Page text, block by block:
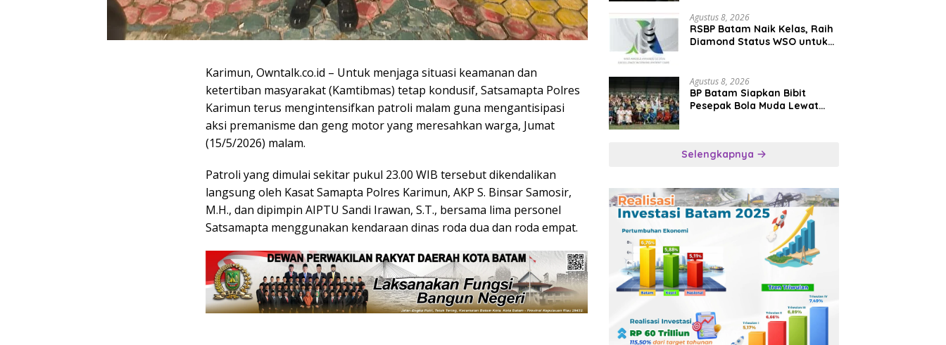
Karimun, Owntalk.co.id – Untuk menjaga situasi keamanan dan
ketertiban masyarakat (Kamtibmas) tetap kondusif, Satsamapta Polres
Karimun terus mengintensifkan patroli malam guna mengantisipasi
aksi premanisme dan geng motor yang meresahkan warga, Jumat
(15/5/2026) malam.
Patroli yang dimulai sekitar pukul 23.00 WIB tersebut dikendalikan
langsung oleh Kasat Samapta Polres Karimun, AKP S. Binsar Samosir,
M.H., dan dipimpin AIPTU Sandi Irawan, S.T., bersama lima personel
Satsamapta menggunakan kendaraan dinas roda dua dan roda empat.
Agustus 8, 2026
RSBP Batam Naik Kelas, Raih
Diamond Status WSO untuk
Agustus 8, 2026
BP Batam Siapkan Bibit
Pesepak Bola Muda Lewat
Selengkapnya